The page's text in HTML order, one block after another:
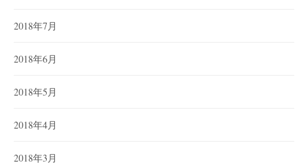
2018年7月
2018年6月
2018年5月
2018年4月
2018年3月